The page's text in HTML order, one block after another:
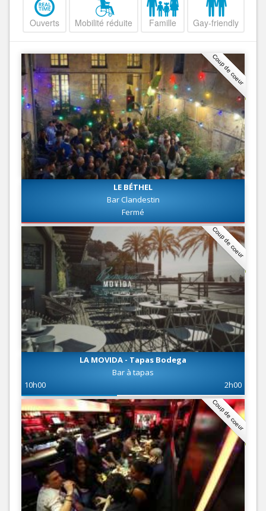
Ouverts Mobilité réduite Famille Gay-friendly
Coup de coeur
LE BÉTHEL
Bar Clandestin
Fermé
Coup de coeur
LA MOVIDA - Tapas Bodega
Bar à tapas
10h00
2h00
Coup de coeur